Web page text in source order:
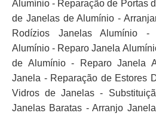
Alumínio - Reparação de Portas
de Janelas de Alumínio -
Rodízios Janelas Alumínio
Alumínio - Reparo Janela
de Alumínio - Reparo Janela
Janela - Reparação de Estores
Vidros de Janelas -
Janelas Baratas - Arranjo